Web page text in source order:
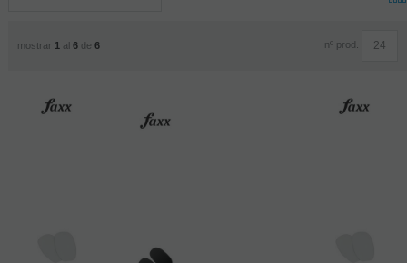
mostrar 1 al 6de 6 nº prod.